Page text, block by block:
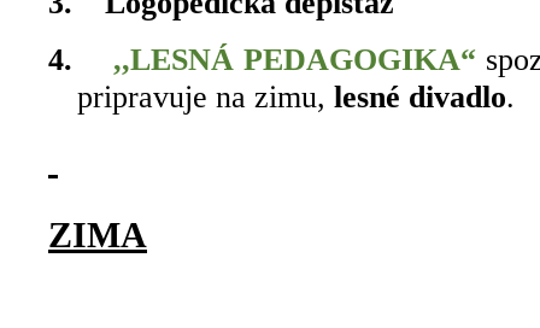
4.
,,LESNÁ PEDAGOGIKA“
pripravuje na zimu, lesné divadlo.
ZIMA